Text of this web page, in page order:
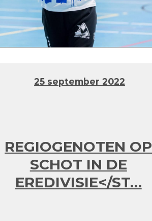
REGIOGENOTEN OP
SCHOT IN DE
EREDIVISIE</ST…
25 september 2022